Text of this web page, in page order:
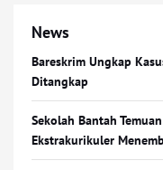
News
Bareskrim Ungkap
Ditangkap
Sekolah Bantah
Ekstrakurikuler